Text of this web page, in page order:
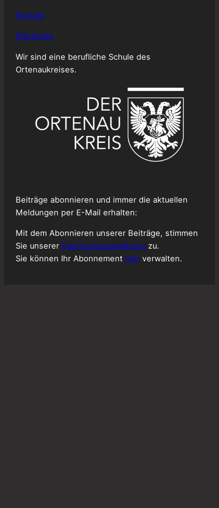
Kontakt
Startseite
Wir sind eine berufliche Schule des
Ortenaukreises.
Beiträge abonnieren und immer die aktuellen
Meldungen per E-Mail erhalten:
Mit dem Abonnieren unserer Beiträge, stimmen
Sie unserer Datenschutzerklärung zu.
Sie können Ihr Abonnement hier verwalten.